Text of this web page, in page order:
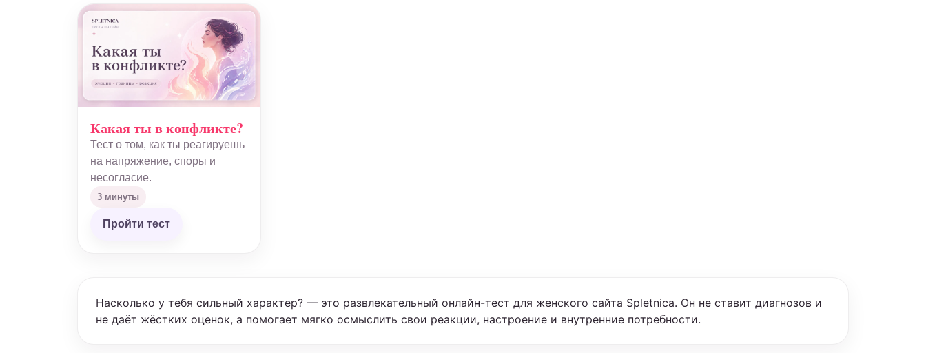
Какая ты в конфликте?
Тест о том, как ты реагируешь
на напряжение, споры и
несогласие.
3 минуты
Пройти тест
Насколько у тебя сильный характер? — это развлекательный онлайн-тест для женского сайта Spletnica. Он не ставит диагнозов и
не даёт жёстких оценок, а помогает мягко осмыслить свои реакции, настроение и внутренние потребности.